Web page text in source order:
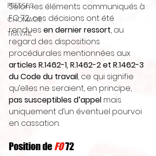
PRESSES
CHOMAGE
TRAVAIL
Selon les éléments communiqués à
FO 72, ces décisions ont été
rendues en dernier ressort, au
regard des dispositions
procédurales mentionnées aux
articles R.1462-1, R.1462-2 et R.1462-3
du Code du travail, ce qui signifie
qu’elles ne seraient, en principe,
pas susceptibles d’appel mais
uniquement d’un éventuel pourvoi
en cassation.
Position de FO 72